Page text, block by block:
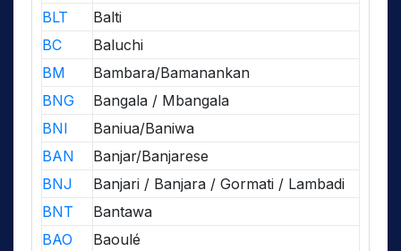
BLT
Balti
BC
Baluchi
BM
Bambara/Bamanankan
BNG
Bangala / Mbangala
BNI
Baniua/Baniwa
BAN
Banjar/Banjarese
BNJ
Banjari / Banjara / Gormati / Lambadi
BNT
Bantawa
BAO
Baoulé